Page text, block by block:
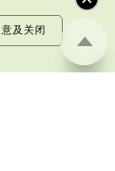
意及关闭